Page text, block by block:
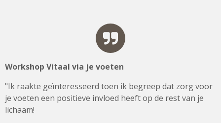
Workshop Vitaal via je voeten
"Ik raakte geïnteresseerd toen ik begreep dat zorg voor
je voeten een positieve invloed heeft op de rest van je
lichaam!